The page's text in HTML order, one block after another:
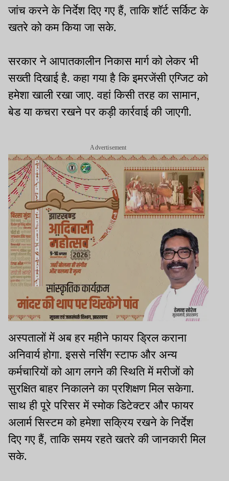
जांच करने के निर्देश दिए गए हैं, ताकि शॉर्ट सर्किट के
खतरे को कम किया जा सके.
सरकार ने आपातकालीन निकास मार्ग को लेकर भी
सख्ती दिखाई है. कहा गया है कि इमरजेंसी एग्जिट को
हमेशा खाली रखा जाए. वहां किसी तरह का सामान,
बेड या कचरा रखने पर कड़ी कार्रवाई की जाएगी.
Advertisement
अस्पतालों में अब हर महीने फायर ड्रिल कराना
अनिवार्य होगा. इससे नर्सिंग स्टाफ और अन्य
कर्मचारियों को आग लगने की स्थिति में मरीजों को
सुरक्षित बाहर निकालने का प्रशिक्षण मिल सकेगा.
साथ ही पूरे परिसर में स्मोक डिटेक्टर और फायर
अलार्म सिस्टम को हमेशा सक्रिय रखने के निर्देश
दिए गए हैं, ताकि समय रहते खतरे की जानकारी मिल
सके.